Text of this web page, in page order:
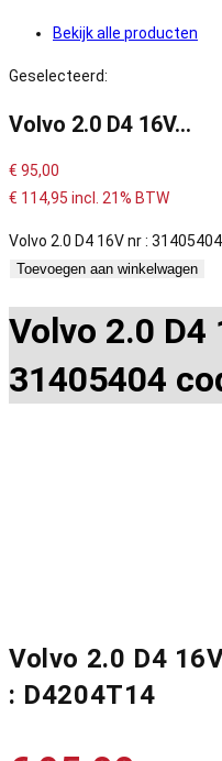
Bekijk alle producten
Geselecteerd:
Volvo 2.0 D4 16V…
€ 95,00
€ 114,95 incl. 21% BTW
Volvo 2.0 D4 16V nr :
Toevoegen aan winkelwagen
Volvo 2.0 D4
31405404
Volvo 2.0 D4
: D4204T14